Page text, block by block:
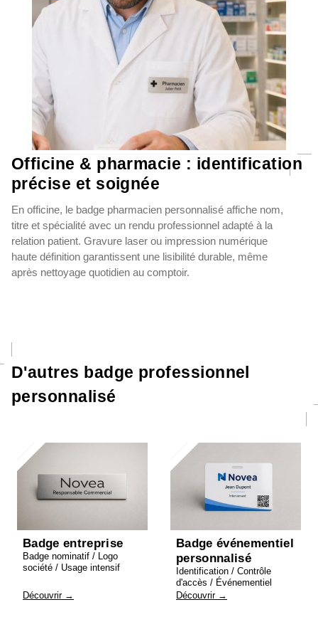
Officine & pharmacie : identification
précise et soignée
En officine, le badge pharmacien personnalisé affiche nom,
titre et spécialité avec un rendu professionnel adapté à la
relation patient. Gravure laser ou impression numérique
haute définition garantissent une lisibilité durable, même
après nettoyage quotidien au comptoir.
D'autres badge professionnel
personnalisé
Badge entreprise
Badge nominatif / Logo
société / Usage intensif
Découvrir →
Badge événementiel
personnalisé
Identification / Contrôle
d'accès / Événementiel
Découvrir →